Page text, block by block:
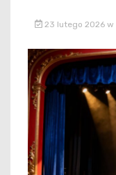
23 lutego 2026 w